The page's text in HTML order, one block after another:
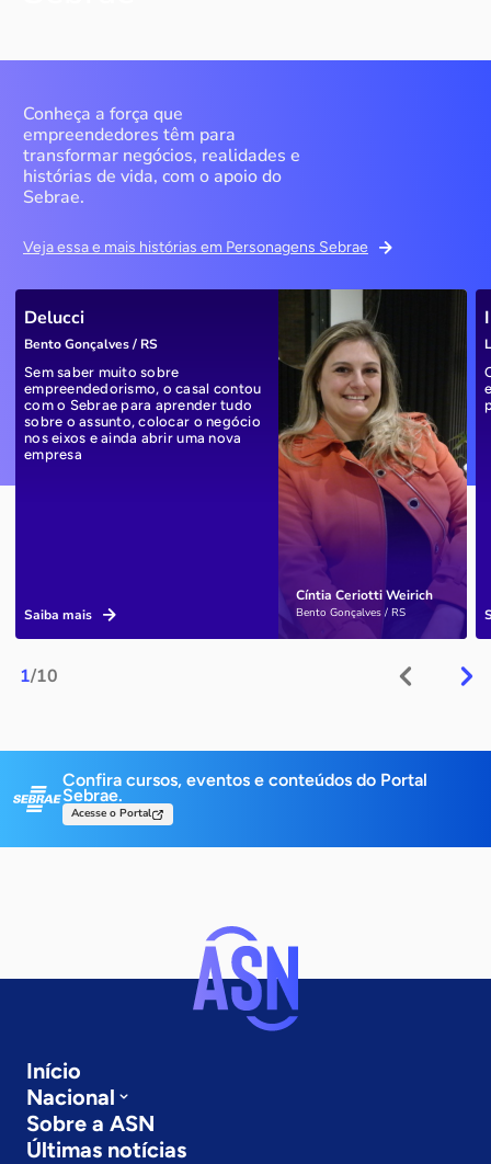
Conheça a força que
empreendedores têm para
transformar negócios, realidades e
histórias de vida, com o apoio do
Sebrae.
Veja essa e mais histórias em Personagens Sebrae
1/10
Cíntia Ceriotti Weirich
Bento Gonçalves / RS
Delucci
Bento Gonçalves / RS
Sem saber muito sobre
empreendedorismo, o casal contou
com o Sebrae para aprender tudo
sobre o assunto, colocar o negócio
nos eixos e ainda abrir uma nova
empresa
Saiba mais
Confira cursos, eventos e conteúdos do Portal
Sebrae.
Acesse o Portal
Início
Nacional
Sobre a ASN
Últimas notícias